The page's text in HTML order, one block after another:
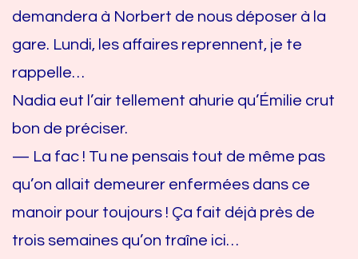
demandera à Norbert de nous déposer à la
gare. Lundi, les affaires reprennent, je te
rappelle…
Nadia eut l’air tellement ahurie qu’Émilie crut
bon de préciser.
— La fac ! Tu ne pensais tout de même pas
qu’on allait demeurer enfermées dans ce
manoir pour toujours ! Ça fait déjà près de
trois semaines qu’on traîne ici…